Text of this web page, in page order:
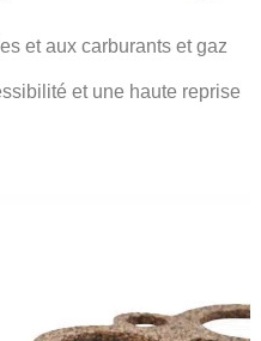
et aux carburants et gaz
et une haute reprise